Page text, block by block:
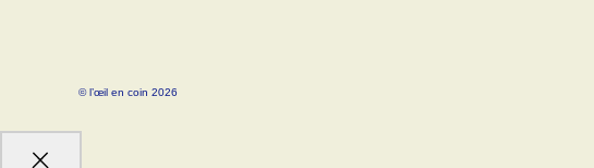
© l’œil en coin 2026